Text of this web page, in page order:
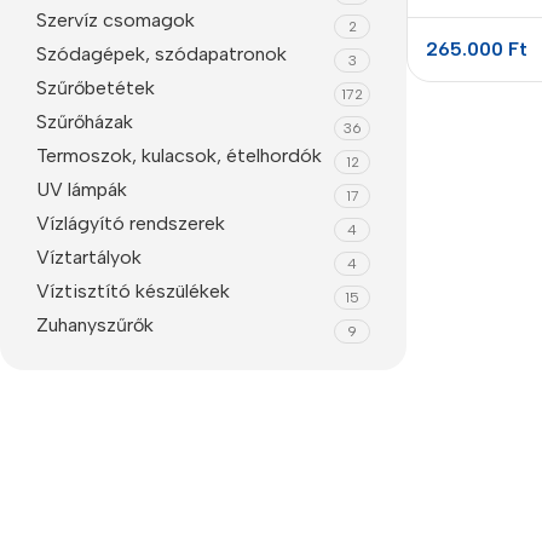
Smartphones
Szervíz csomagok 2
Szódagépek, szódapatronok 3
Szűrőbetétek 172
Szűrőházak 36
Termoszok, kulacsok, ételhordók 12
UV lámpák 17
Vízlágyító rendszerek 4
Víztartályok 4
Víztisztító készülékek 15
Zuhanyszűrők 9
előállító
265.000 Ft